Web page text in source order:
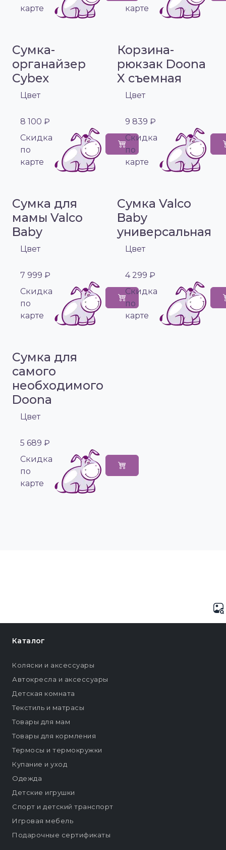
карте
карте
Сумка-
органайзер
Cybex
Цвет
8 100 ₽
Cкидка
по
карте
Корзина-
рюкзак Doona
X съемная
Цвет
9 839 ₽
Cкидка
по
карте
Сумка для
мамы Valco
Baby
Цвет
7 999 ₽
Cкидка
по
карте
Сумка Valco
Baby
универсальная
Цвет
4 299 ₽
Cкидка
по
карте
Сумка для
самого
необходимого
Doona
Цвет
5 689 ₽
Cкидка
по
карте
Каталог
Коляски и аксессуары
Автокресла и аксессуары
Детская комната
Текстиль и матрасы
Товары для мам
Товары для кормления
Термосы и термокружки
Купание и уход
Одежда
Детские игрушки
Спорт и детский транспорт
Игровая мебель
Подарочные сертификаты